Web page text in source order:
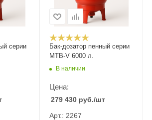
серии
Бак-дозатор пенный серии
MTB-V 6000 л.
В наличии
Цена:
279 430 руб./шт
Арт.: 2267